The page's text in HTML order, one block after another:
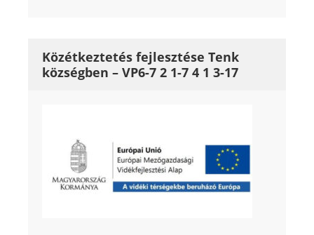
Közétkeztetés fejlesztése Tenk
községben – VP6-7 2 1-7 4 1 3-17